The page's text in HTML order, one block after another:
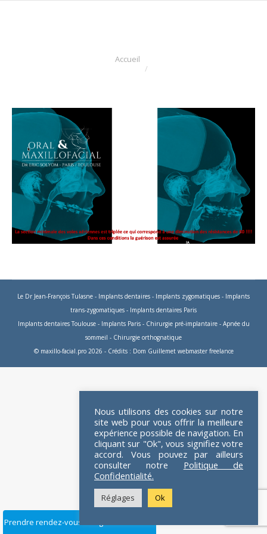
Prendre rendez-vous en ligne
Accueil
Le Dr Jean-François Tulasne - Implants dentaires - Implants zygomatiques - Implants
trans-zygomatiques - Implants dentaires Paris
Implants dentaires Toulouse- Implants Paris- Chirurgie pré-implantaire- Apnée du
sommeil - Chirurgie orthognatique
© maxillo-facial.pro 2026 - Crédits : Dom Guillemet webmaster freelance
Nous utilisons des cookies sur notre
site web pour vous offrir la meilleure
expérience possible de navigation. En
cliquant sur "Ok", vous signifiez votre
accord. Vous pouvez par ailleurs
consulter notre Politique de
Confidentialité.
Réglages Ok